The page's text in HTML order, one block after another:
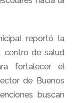
reportó la
centro de salud
fortalecer el
de Buenos
buscan